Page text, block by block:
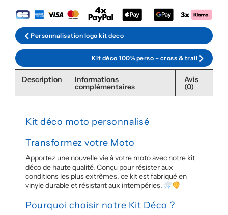
Personnalisation logo kit deco
Kit déco 100% perso – cross & trail
Description Informations
complémentaires
Avis
(0)
Kit déco moto personnalisé
Transformez votre Moto
Apportez une nouvelle vie à votre moto avec notre kit
déco de haute qualité. Conçu pour résister aux
conditions les plus extrêmes, ce kit est fabriqué en
vinyle durable et résistant aux intempéries.
Pourquoi choisir notre Kit Déco ?